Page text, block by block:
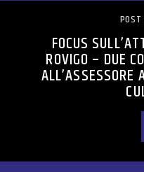
POST
FOCUS
ROVIGO – DUE
ALL’ASSESSORE